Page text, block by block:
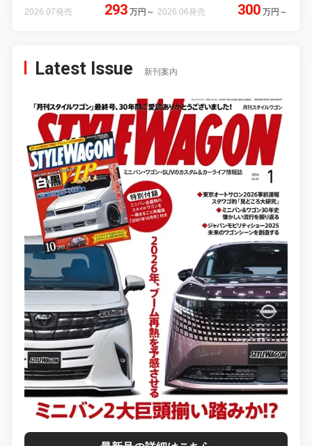
2026.07発売 293 万円 ～ 2026.06発売 300 万円 ～
Latest Issue 新刊案内